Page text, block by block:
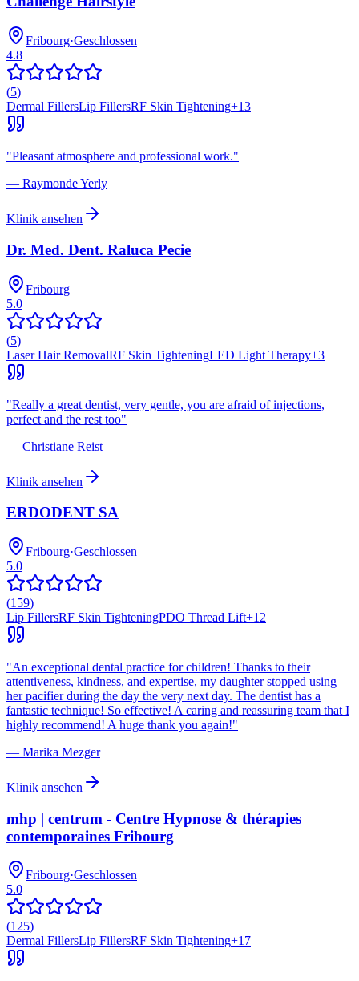
Fribourg·Geschlossen
4.8
(5)
Dermal FillersLip FillersRF Skin Tightening+13
"Pleasant atmosphere and professional work."
— Raymonde Yerly
Klinik ansehen
Dr. Med. Dent. Raluca Pecie
Fribourg
5.0
(5)
Laser Hair RemovalRF Skin TighteningLED Light Therapy+3
"Really a great dentist, very gentle, you are afraid of injections,
perfect and the rest too"
— Christiane Reist
Klinik ansehen
ERDODENT SA
Fribourg·Geschlossen
5.0
(159)
Lip FillersRF Skin TighteningPDO Thread Lift+12
"An exceptional dental practice for children! Thanks to their
attentiveness, kindness, and expertise, my daughter stopped using
her pacifier during the day the very next day. The dentist has a
fantastic technique! So effective! A caring and reassuring team that I
highly recommend! A huge thank you again!"
— Marika Mezger
Klinik ansehen
mhp | centrum - Centre Hypnose & thérapies
contemporaines Fribourg
Fribourg·Geschlossen
5.0
(125)
Dermal FillersLip FillersRF Skin Tightening+17